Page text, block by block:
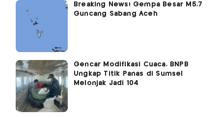
Breaking News! Gempa Besar M5,7
Guncang Sabang Aceh
Gencar Modifikasi Cuaca, BNPB
Ungkap Titik Panas di Sumsel
Melonjak Jadi 104